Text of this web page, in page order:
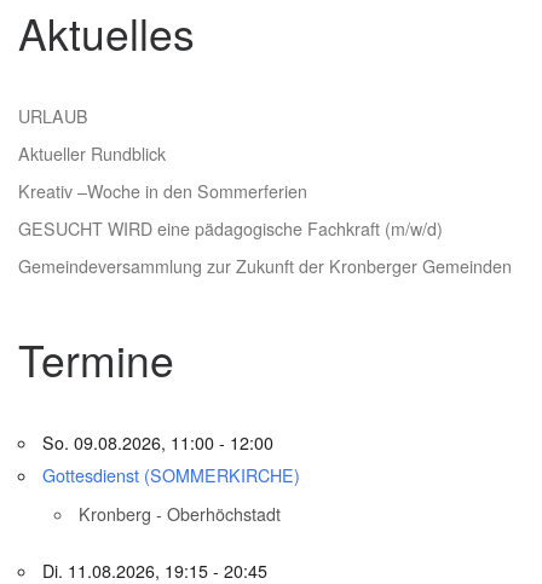
Aktuelles
URLAUB
Aktueller Rundblick
Kreativ –Woche in den Sommerferien
GESUCHT WIRD eine pädagogische Fachkraft (m/w/d)
Gemeindeversammlung zur Zukunft der Kronberger Gemeinden
Termine
So. 09.08.2026, 11:00 - 12:00
Gottesdienst (SOMMERKIRCHE)
Kronberg - Oberhöchstadt
Di. 11.08.2026, 19:15 - 20:45